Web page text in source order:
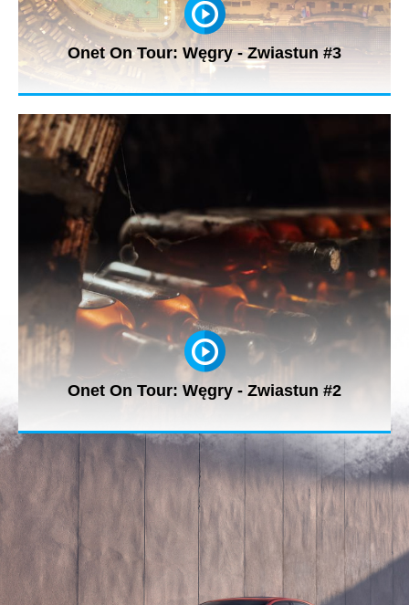
Onet On Tour: Węgry - Zwiastun #3
Budapeszt to jedyna stolica na świecie z tak wieloma
Onet On Tour: Węgry - Zwiastun #2
Ekipa Onet On Tour w najnowszym odcinku zabierze nas do
Tokaju - węgierskiej...